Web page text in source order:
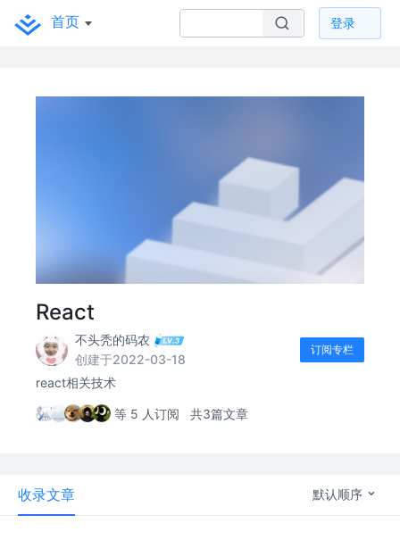
首页 登录
React
不头秃的码农
创建于2022-03-18
订阅专栏
react相关技术
等 5 人订阅 共3篇文章
收录文章 默认顺序